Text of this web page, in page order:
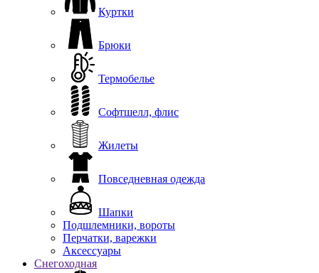
Куртки
Брюки
Термобелье
Софтшелл, флис
Жилеты
Повседневная одежда
Шапки
Подшлемники, вороты
Перчатки, варежки
Аксессуары
Снегоходная